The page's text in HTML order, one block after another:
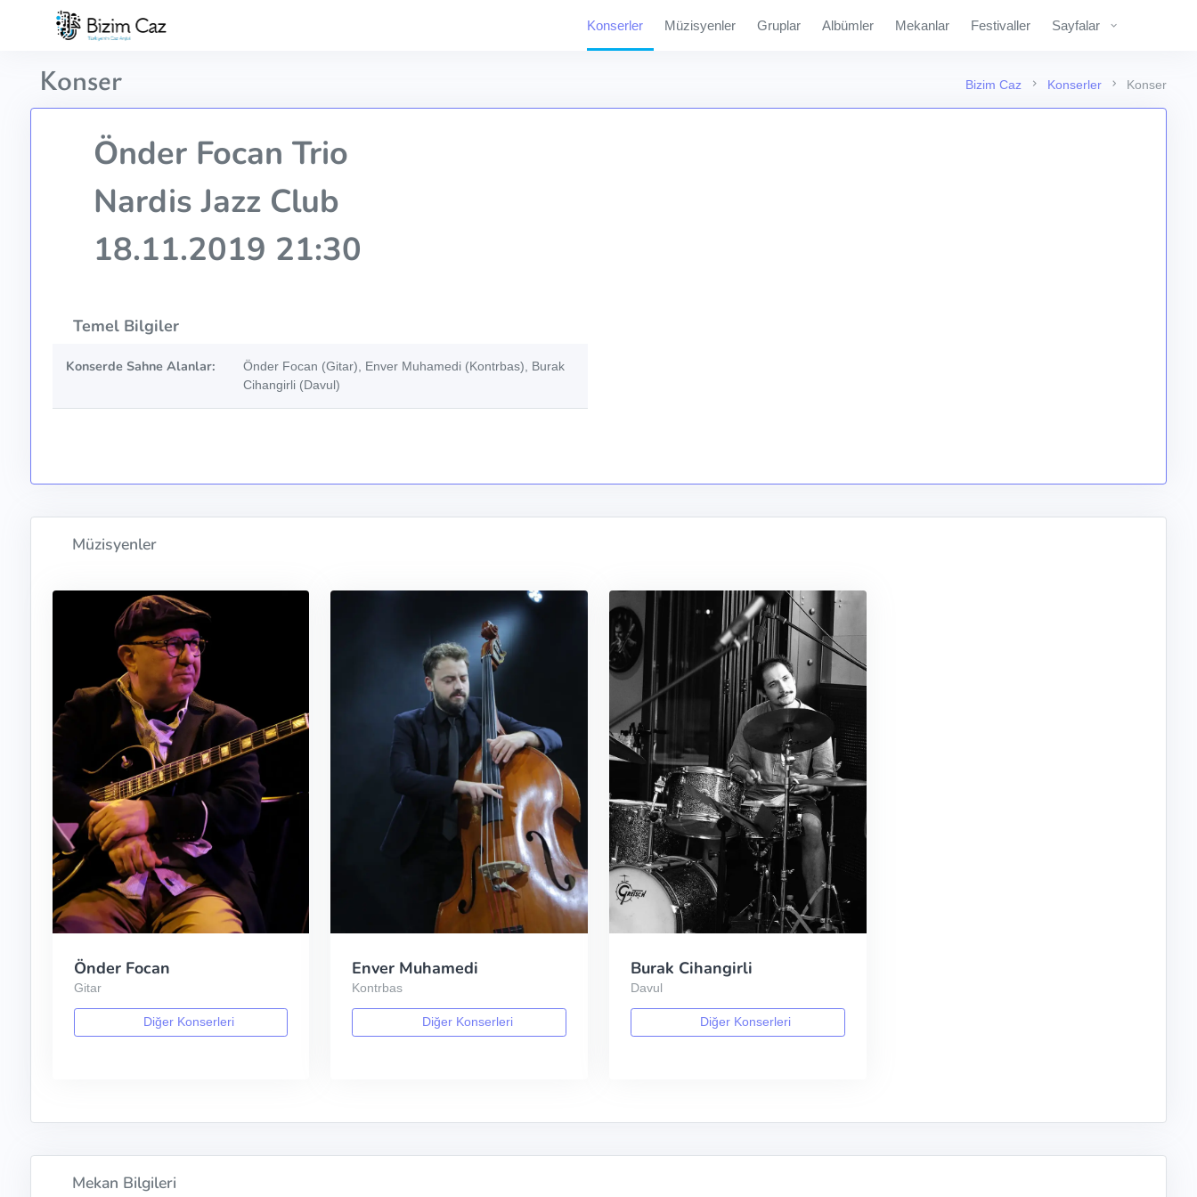
Konserler Müzisyenler Gruplar Albümler Mekanlar Festivaller Sayfalar
Bizim Caz Konserler Konser
Konser
Önder Focan Trio
Nardis Jazz Club
18.11.2019 21:30
Temel Bilgiler
Konserde Sahne Alanlar:
Önder Focan (Gitar), Enver Muhamedi (Kontrbas), Burak
Cihangirli (Davul)
Müzisyenler
Önder Focan
Gitar
Diğer Konserleri
Enver Muhamedi
Kontrbas
Diğer Konserleri
Burak Cihangirli
Davul
Diğer Konserleri
Mekan Bilgileri